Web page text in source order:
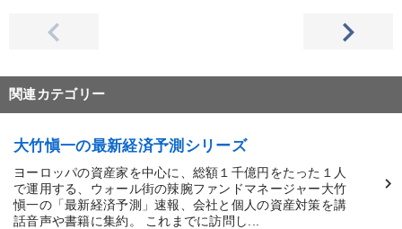
関連カテゴリー
大竹愼一の最新経済予測シリーズ
ヨーロッパの資産家を中心に、総額１千億円をたった１人
で運用する、ウォール街の辣腕ファンドマネージャー大竹
愼一の「最新経済予測」速報、会社と個人の資産対策を講
話音声や書籍に集約。 これまでに訪問し...